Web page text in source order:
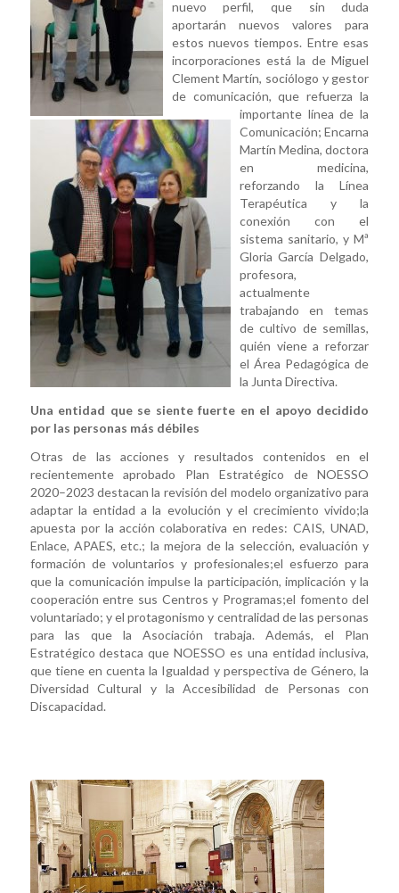
nuevo perfil, que sin duda
aportarán nuevos valores para
estos nuevos tiempos. Entre esas
incorporaciones está la de Miguel
Clement Martín, sociólogo y gestor
de comunicación, que refuerza la
importante línea de la
Comunicación; Encarna
Martín Medina, doctora
en medicina,
reforzando la Línea
Terapéutica y la
conexión con el
sistema sanitario, y Mª
Gloria García Delgado,
profesora,
actualmente
trabajando en temas
de cultivo de semillas,
quién viene a reforzar
el Área Pedagógica de
la Junta Directiva.
Una entidad que se siente fuerte en el apoyo decidido
por las personas más débiles
Otras de las acciones y resultados contenidos en el
recientemente aprobado Plan Estratégico de NOESSO
2020–2023 destacan la revisión del modelo organizativo para
adaptar la entidad a la evolución y el crecimiento vivido;la
apuesta por la acción colaborativa en redes: CAIS, UNAD,
Enlace, APAES, etc.; la mejora de la selección, evaluación y
formación de voluntarios y profesionales;el esfuerzo para
que la comunicación impulse la participación, implicación y la
cooperación entre sus Centros y Programas;el fomento del
voluntariado; y el protagonismo y centralidad de las personas
para las que la Asociación trabaja. Además, el Plan
Estratégico destaca que NOESSO es una entidad inclusiva,
que tiene en cuenta la Igualdad y perspectiva de Género, la
Diversidad Cultural y la Accesibilidad de Personas con
Discapacidad.